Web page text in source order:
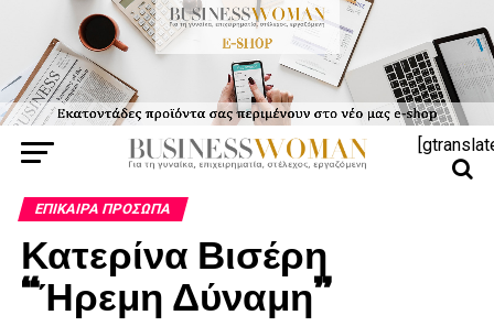
ΕΠΊΚΑΙΡΑ ΠΡΌΣΩΠΑ
Κατερίνα Βισέρη
“Ήρεμη Δύναμη”